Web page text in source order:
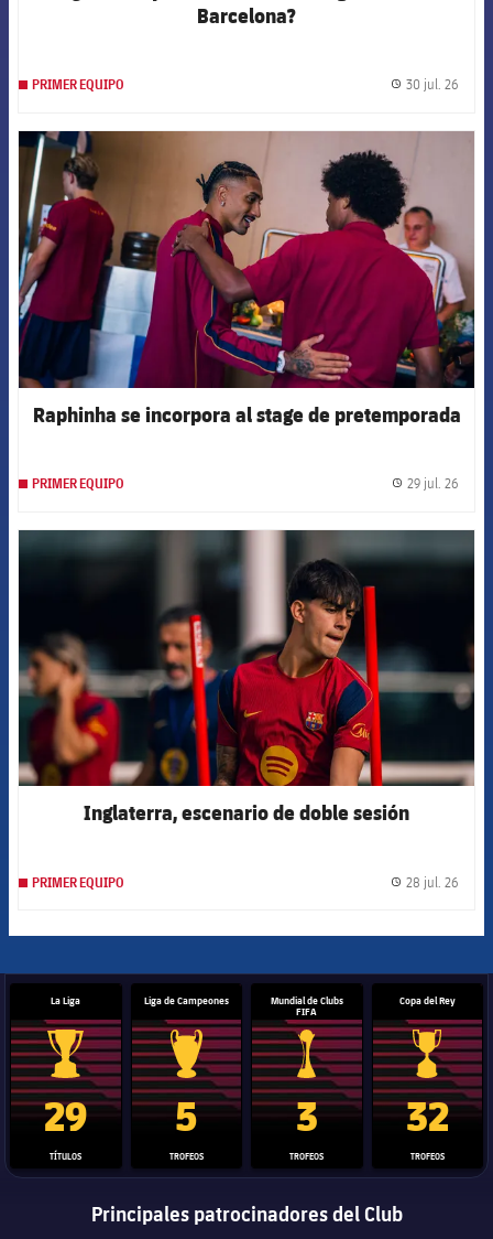
Barcelona?
PRIMER EQUIPO 30 jul. 26
Raphinha se incorpora al stage de pretemporada
PRIMER EQUIPO 29 jul. 26
Inglaterra, escenario de doble sesión
PRIMER EQUIPO 28 jul. 26
La Liga
Trofeo de La Liga
29
TÍTULOS
Liga de Campeones
Trofeo de la Liga de Campeones
5
TROFEOS
Mundial de Clubs
FIFA
Trofeo del Mundial de
3
TROFEOS
Copa del Rey
Copa del
32
TROFEOS
Principales patrocinadores del Club